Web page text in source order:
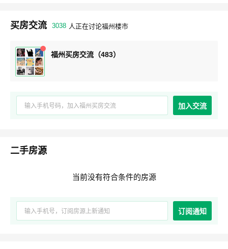
买房交流 3038 人正在讨论福州楼市
福州买房交流（483）
加入交流
二手房源
当前没有符合条件的房源
订阅通知